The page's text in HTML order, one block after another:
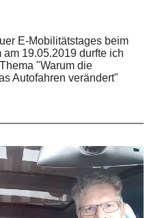
E-Mobilitätstages beim
19.05.2019 durfte ich
"Warum die
Autofahren verändert"